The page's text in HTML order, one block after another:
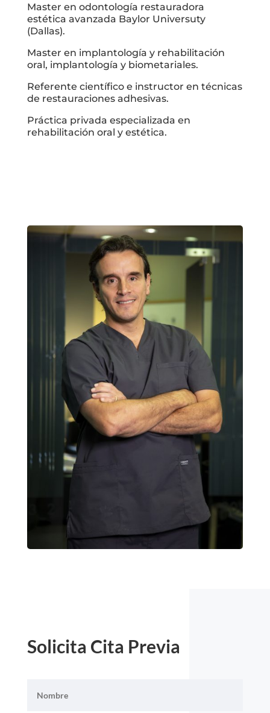
Master en odontología restauradora
estética avanzada Baylor Universuty
(Dallas).
Master en implantología y rehabilitación
oral, implantología y biometariales.
Referente científico e instructor en técnicas
de restauraciones adhesivas.
Práctica privada especializada en
rehabilitación oral y estética.
Solicita Cita Previa